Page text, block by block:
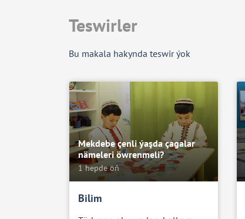
Teswirler
Bu makala hakynda teswir ýok
Mekdebe çenli ýaşda çagalar
nämeleri öwrenmeli?
1 hepde öň
Bilim